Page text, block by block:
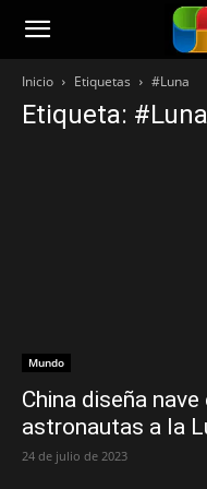
Noticias251
Inicio Etiquetas #Luna
Etiqueta: #Luna
Mundo
China diseña
astronautas a la
24 de julio de 2023